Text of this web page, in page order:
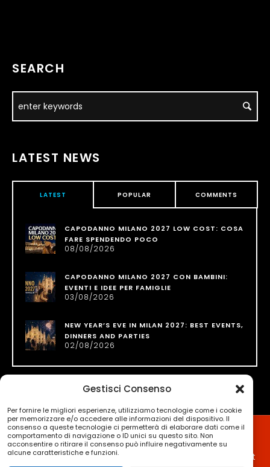
Gestisci Consenso
Per fornire le migliori esperienze, utilizziamo tecnologie come i cookie
per memorizzare e/o accedere alle informazioni del dispositivo. Il
consenso a queste tecnologie ci permetterà di elaborare dati come il
comportamento di navigazione o ID unici su questo sito. Non
acconsentire o ritirare il consenso può influire negativamente su
alcune caratteristiche e funzioni.
SEARCH
LATEST NEWS
LATEST POPULAR COMMENTS
CAPODANNO MILANO 2027 LOW COST: COSA
FARE SPENDENDO POCO
08/08/2026
CAPODANNO MILANO 2027 CON BAMBINI:
EVENTI E IDEE PER FAMIGLIE
03/08/2026
NEW YEAR’S EVE IN MILAN 2027: BEST EVENTS,
DINNERS AND PARTIES
02/08/2026
Privacy Policy/ © Copyright 2023 - CapodannoDiMilano.it